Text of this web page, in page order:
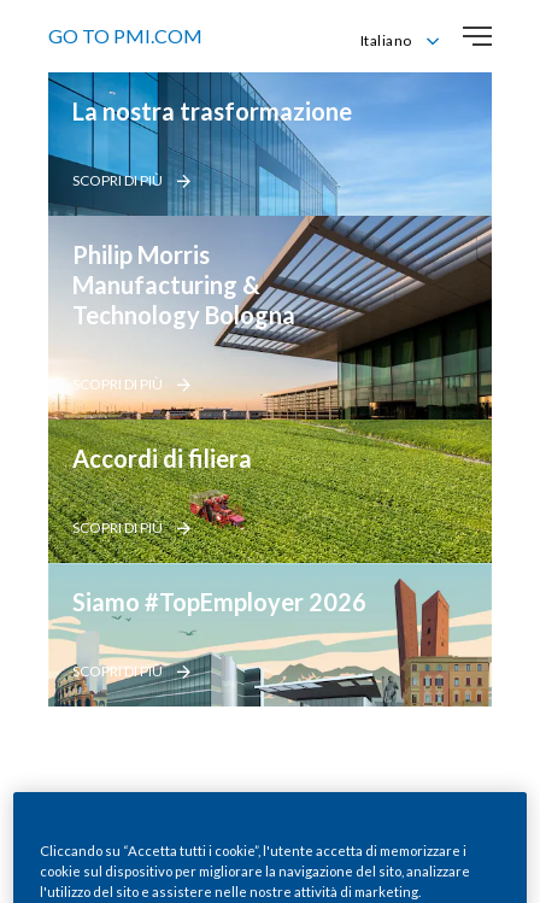
GO TO PMI.COM
Italiano
La nostra trasformazione
SCOPRI DI PIÙ
Siamo #TopEmployer 2026
SCOPRI DI PIÙ
Philip Morris
Manufacturing &
Technology Bologna
SCOPRI DI PIÙ
Accordi di filiera
SCOPRI DI PIÙ
SCIENZA E INNOVAZIONE
Cliccando su “Accetta tutti i cookie”, l'utente accetta di memorizzare i
cookie sul dispositivo per migliorare la navigazione del sito, analizzare
l'utilizzo del sito e assistere nelle nostre attività di marketing.